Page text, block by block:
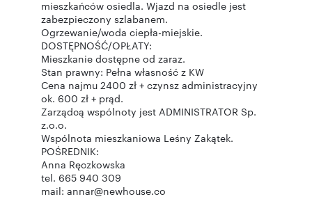
mieszkańców osiedla. Wjazd na osiedle jest
zabezpieczony szlabanem.
Ogrzewanie/woda ciepła-miejskie.
DOSTĘPNOŚĆ/OPŁATY:
Mieszkanie dostępne od zaraz.
Stan prawny: Pełna własność z KW
Cena najmu 2400 zł + czynsz administracyjny
ok. 600 zł + prąd.
Zarządcą wspólnoty jest ADMINISTRATOR Sp.
z.o.o.
Wspólnota mieszkaniowa Leśny Zakątek.
POŚREDNIK:
Anna Ręczkowska
tel. 665 940 309
mail: annar@newhouse.co